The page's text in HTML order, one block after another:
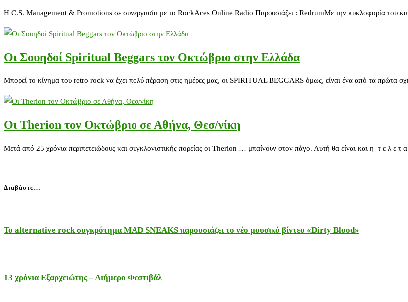
H C.S. Management & Promotions σε συνεργασία με το RockAces Online Radio Παρουσιάζει : RedrumΜε την κυκλοφορία του
Οι Σουηδοί Spiritual Beggars τον Οκτώβριο στην Ελλάδα
Μπορεί το κίνημα του retro rock να έχει πολύ πέραση στις ημέρες μας, οι SPIRITUAL BEGGARS όμως, είναι ένα από τα πρώτα
Οι Therion τον Οκτώβριο σε Αθήνα, Θεσ/νίκη
Mετά από 25 χρόνια περιπετειώδους και συγκλονιστικής πορείας οι Therion … μπαίνουν στον πάγο. Αυτή θα είναι και η τ ε λ ε τ
Διαβάστε…
Το alternative rock συγκρότημα MAD SNEAKS παρουσιάζει το νέο μουσικό βίντεο «Dirty Blood»
13 χρόνια Εξαρχειώτης – Διήμερο Φεστιβάλ